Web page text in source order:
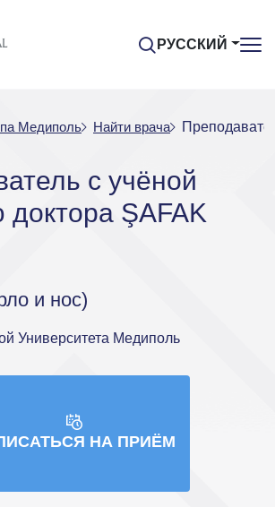
РУССКИЙ
Медиполь Найти врача
с учёной
доктора ŞAFAK
и нос)
Университета Медиполь
НА ПРИЁМ